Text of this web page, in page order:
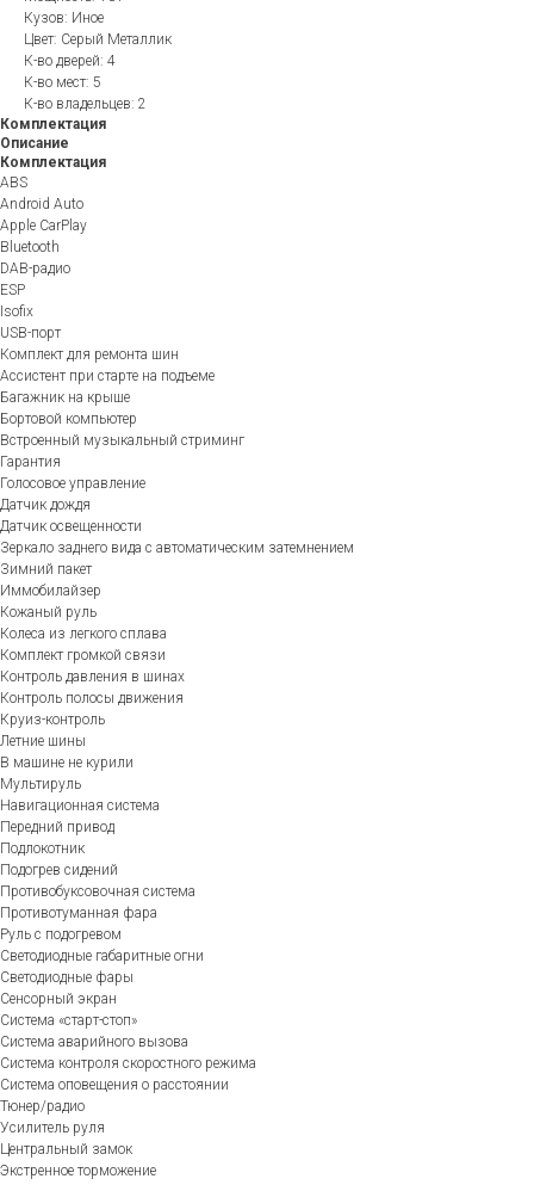
Кузов: Иное
Цвет: Серый Металлик
К-во дверей: 4
К-во мест: 5
К-во владельцев: 2
Комплектация
Описание
Комплектация
ABS
Android Auto
Apple CarPlay
Bluetooth
DAB-радио
ESP
Isofix
USB-порт
Комплект для ремонта шин
Ассистент при старте на подъеме
Багажник на крыше
Бортовой компьютер
Встроенный музыкальный стриминг
Гарантия
Голосовое управление
Датчик дождя
Датчик освещенности
Зеркало заднего вида с автоматическим затемнением
Зимний пакет
Иммобилайзер
Кожаный руль
Колеса из легкого сплава
Комплект громкой связи
Контроль давления в шинах
Контроль полосы движения
Круиз-контроль
Летние шины
В машине не курили
Мультируль
Навигационная система
Передний привод
Подлокотник
Подогрев сидений
Противобуксовочная система
Противотуманная фара
Руль с подогревом
Светодиодные габаритные огни
Светодиодные фары
Сенсорный экран
Система «старт-стоп»
Система аварийного вызова
Система контроля скоростного режима
Система оповещения о расстоянии
Тюнер/радио
Усилитель руля
Центральный замок
Экстренное торможение